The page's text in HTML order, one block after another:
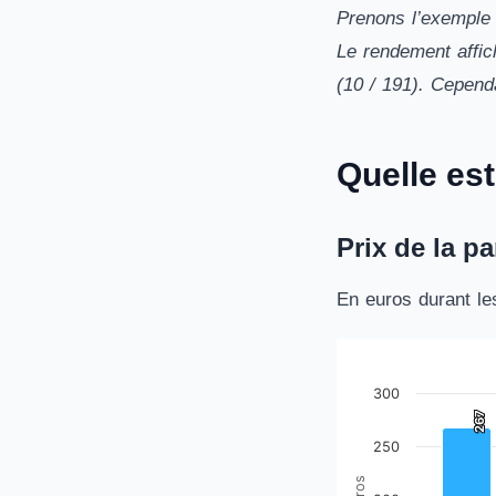
Prenons
Le rendement
(10 / 191).
Quelle
Prix de la
En euros durant
Bar chart with 10
The chart has 1 X
267
267
250
300